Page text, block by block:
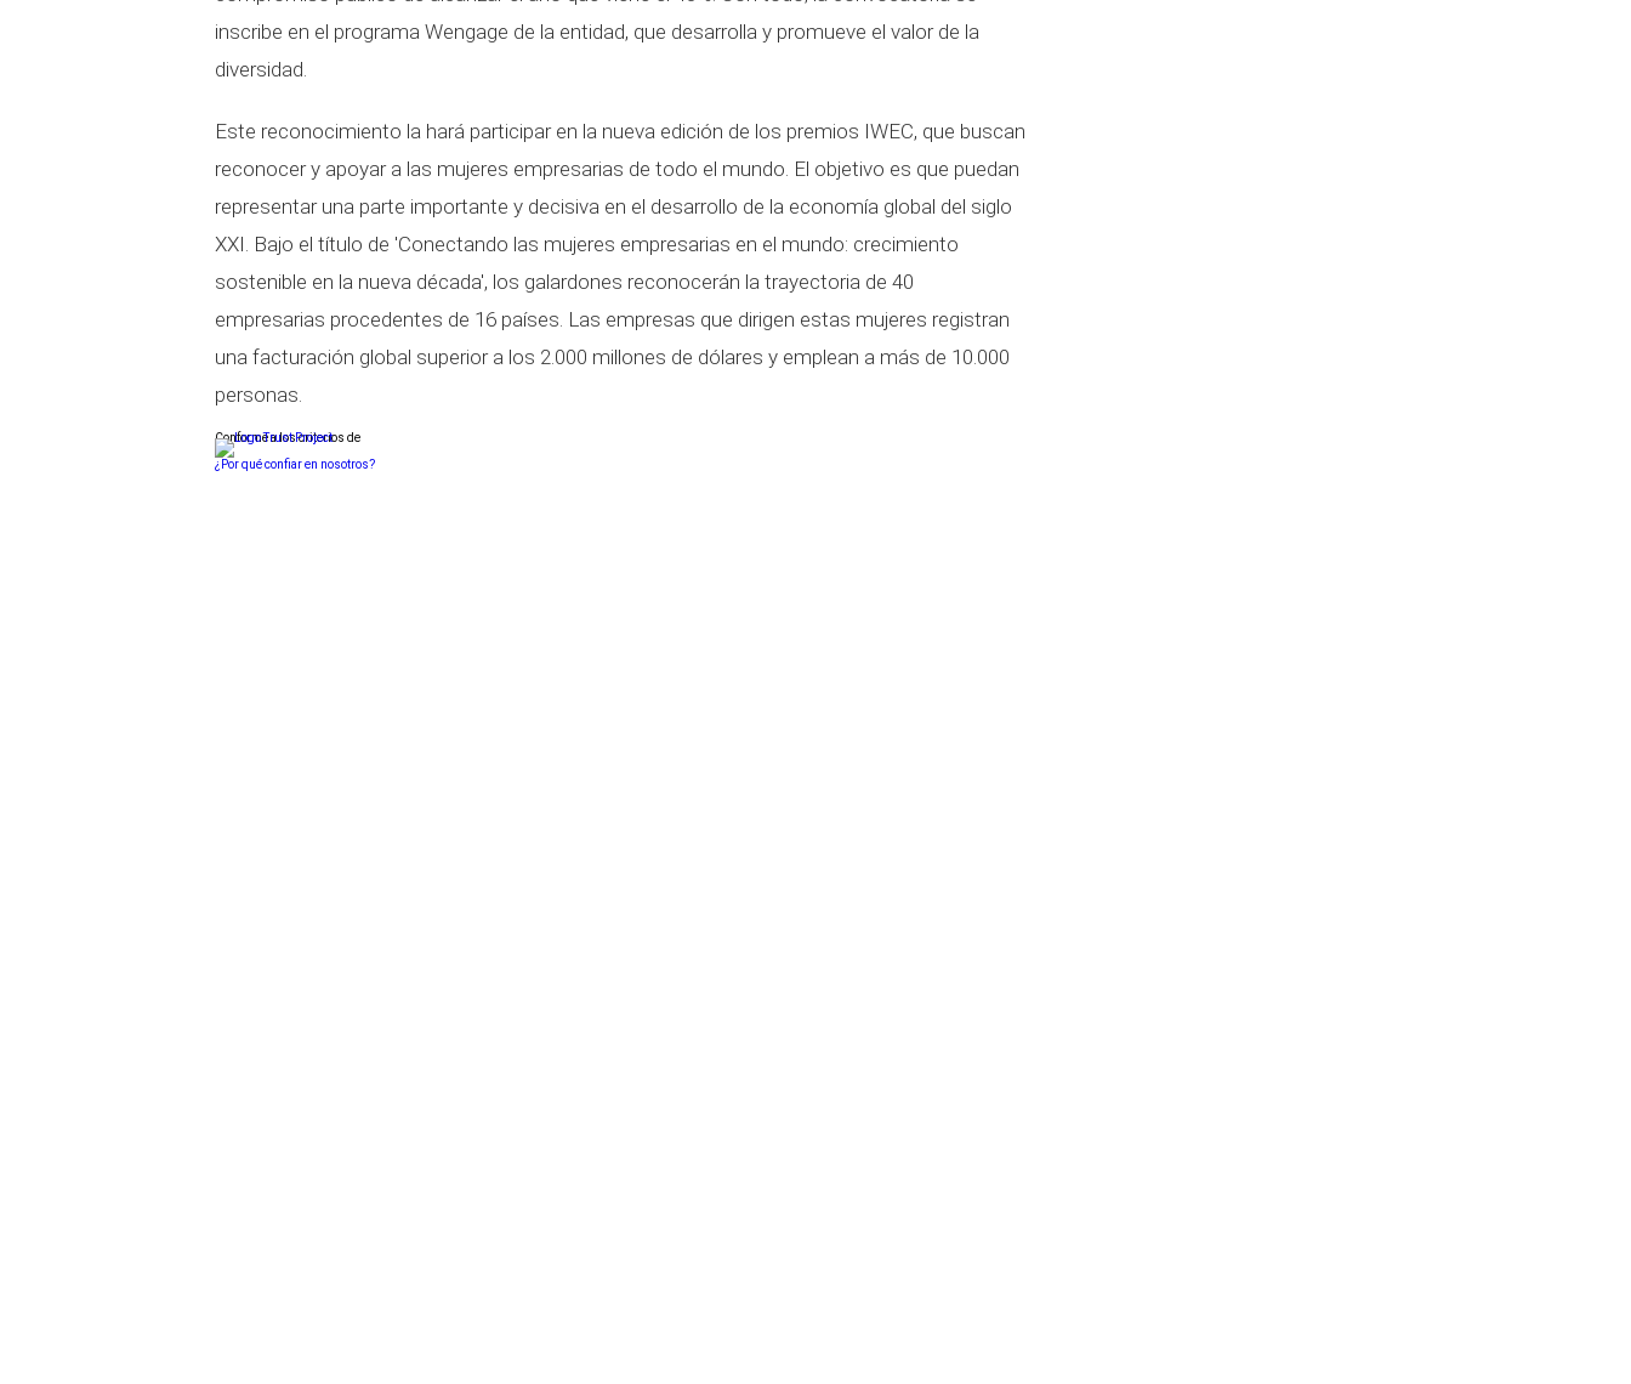
inscribe en el programa Wengage de la entidad, que desarrolla y promueve el valor de la
diversidad.
Este reconocimiento la hará participar en la nueva edición de los premios IWEC, que buscan
reconocer y apoyar a las mujeres empresarias de todo el mundo. El objetivo es que puedan
representar una parte importante y decisiva en el desarrollo de la economía global del siglo
XXI. Bajo el título de 'Conectando las mujeres empresarias en el mundo: crecimiento
sostenible en la nueva década', los galardones reconocerán la trayectoria de 40
empresarias procedentes de 16 países. Las empresas que dirigen estas mujeres registran
una facturación global superior a los 2.000 millones de dólares y emplean a más de 10.000
personas.
Conforme a los criterios de
¿Por qué confiar en nosotros?